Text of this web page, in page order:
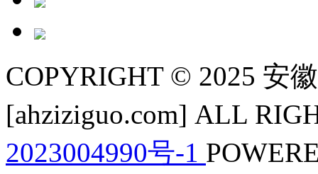
COPYRIGHT © 2025 安
[ahziziguo.com] ALL
2023004990号-1